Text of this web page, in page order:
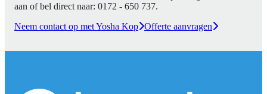
aan of bel direct naar: 0172 - 650 737.
Neem contact op met Yosha Kop Offerte aanvragen